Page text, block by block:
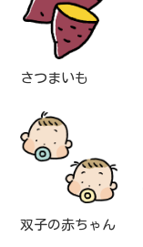
さつまいも
双子の赤ちゃん